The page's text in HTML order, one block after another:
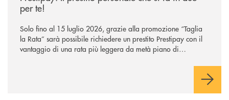
per te!
Solo fino al 15 luglio 2026, grazie alla promozione “Taglia
la Rata” sarà possibile richiedere un prestito Prestipay con il
vantaggio di una rata più leggera da metà piano di